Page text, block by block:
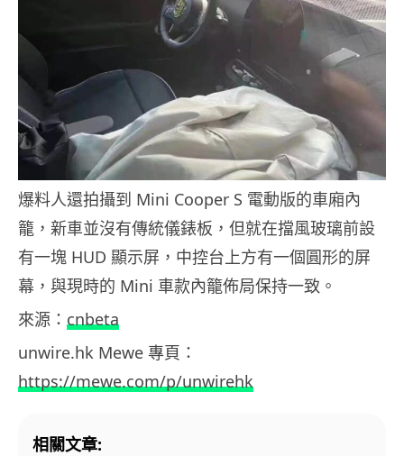
爆料人還拍攝到 Mini Cooper S 電動版的車廂內
籠，新車並沒有傳統儀錶板，但就在擋風玻璃前設
有一塊 HUD 顯示屏，中控台上方有一個圓形的屏
幕，與現時的 Mini 車款內籠佈局保持一致。
來源： cnbeta
unwire.hk Mewe 專頁：
https://mewe.com/p/unwirehk
相關文章: